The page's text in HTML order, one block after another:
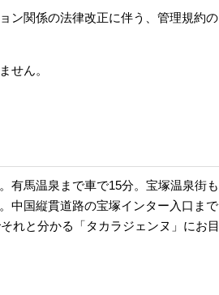
ン関係の法律改正に伴う、管理規約の
せん。
有馬温泉まで車で15分。宝塚温泉街も
中国縦貫道路の宝塚インター入口まで
れと分かる「タカラジェンヌ」にお目